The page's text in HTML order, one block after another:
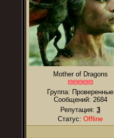
Mother of Dragons
Группа: Проверенные
Сообщений: 2684
Репутация: 3
Статус: Offline